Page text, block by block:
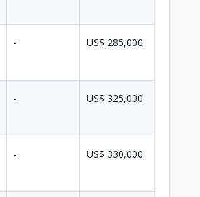
- US$ 285,000
- US$ 325,000
- US$ 330,000